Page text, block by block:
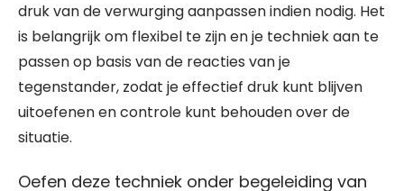
druk van de verwurging aanpassen indien nodig. Het
is belangrijk om flexibel te zijn en je techniek aan te
passen op basis van de reacties van je
tegenstander, zodat je effectief druk kunt blijven
uitoefenen en controle kunt behouden over de
situatie.
Oefen deze techniek onder begeleiding van